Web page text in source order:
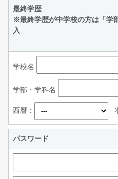
最終学歴
※最終学歴が中学校の方は「学
入
学校名
学部・学科名
西暦：
パスワード